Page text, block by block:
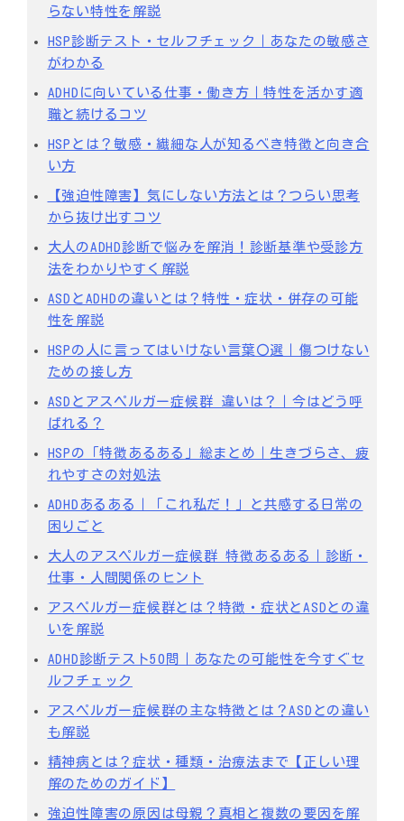
らない特性を解説
HSP診断テスト・セルフチェック｜あなたの敏感さ
がわかる
ADHDに向いている仕事・働き方｜特性を活かす適
職と続けるコツ
HSPとは？敏感・繊細な人が知るべき特徴と向き合
い方
【強迫性障害】気にしない方法とは？つらい思考
から抜け出すコツ
大人のADHD診断で悩みを解消！診断基準や受診方
法をわかりやすく解説
ASDとADHDの違いとは？特性・症状・併存の可能
性を解説
HSPの人に言ってはいけない言葉〇選｜傷つけない
ための接し方
ASDとアスペルガー症候群 違いは？｜今はどう呼
ばれる？
HSPの「特徴あるある」総まとめ｜生きづらさ、疲
れやすさの対処法
ADHDあるある｜「これ私だ！」と共感する日常の
困りごと
大人のアスペルガー症候群 特徴あるある｜診断・
仕事・人間関係のヒント
アスペルガー症候群とは？特徴・症状とASDとの違
いを解説
ADHD診断テスト50問｜あなたの可能性を今すぐセ
ルフチェック
アスペルガー症候群の主な特徴とは？ASDとの違い
も解説
精神病とは？症状・種類・治療法まで【正しい理
解のためのガイド】
強迫性障害の原因は母親？真相と複数の要因を解